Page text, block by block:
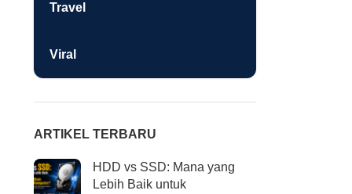
Travel
Viral
ARTIKEL TERBARU
HDD vs SSD: Mana yang
Lebih Baik untuk